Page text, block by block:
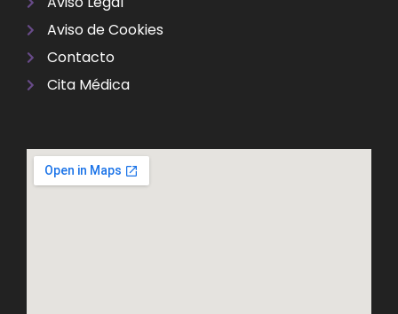
Aviso de Cookies
Contacto
Cita Médica